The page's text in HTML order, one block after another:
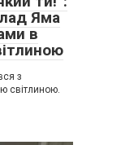
Яма
в
з
світлиною.